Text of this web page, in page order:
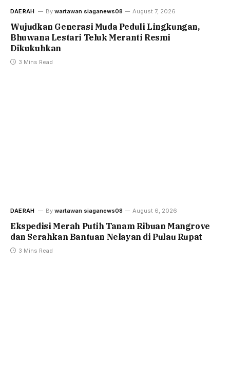
DAERAH By wartawan siaganews08 August 7, 2026
Wujudkan Generasi Muda Peduli Lingkungan,
Bhuwana Lestari Teluk Meranti Resmi
Dikukuhkan
3 Mins Read
DAERAH By wartawan siaganews08 August 6, 2026
Ekspedisi Merah Putih Tanam Ribuan Mangrove
dan Serahkan Bantuan Nelayan di Pulau Rupat
3 Mins Read